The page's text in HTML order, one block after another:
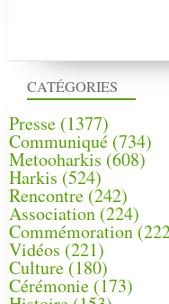
CATÉGORIES
Presse (1377)
Communiqué (734)
Metooharkis (608)
Harkis (524)
Rencontre (242)
Association (224)
Commémoration
Vidéos (221)
Culture(180)
Cérémonie (173)